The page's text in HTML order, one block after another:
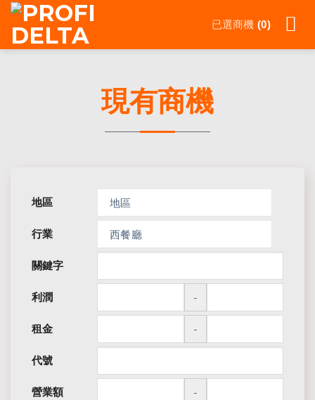
Skip
content
已選商機 0
現有商機
地區 地區
行業 西餐廳
關鍵字
利潤 -
租金 -
代號
營業額 -